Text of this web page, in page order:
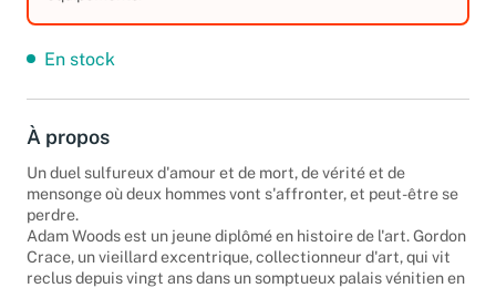
À propos
Un duel sulfureux d'amour et de mort, de vérité et de
mensonge où deux hommes vont s'affronter, et peut-être se
perdre.
Adam Woods est un jeune diplômé en histoire de l'art. Gordon
Crace, un vieillard excentrique, collectionneur d'art, qui vit